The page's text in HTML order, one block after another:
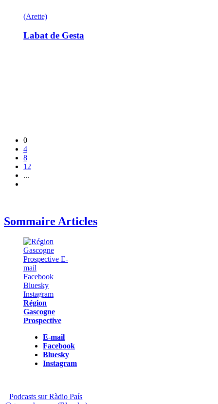
(Arette)
Labat de Gesta
0
4
8
12
...
Sommaire Articles
Région
Gascogne
Prospective
E-mail
Facebook
Bluesky
Instagram
Podcasts sur Ràdio País